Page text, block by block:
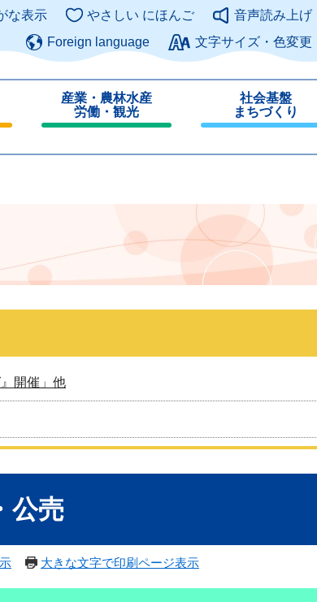
このページの本文へ
な表示 やさしい にほんご
音声読み上げ
Foreign language
文字サイズ・色変更
産業・農林水産
労働・観光
じ
社会基盤
まちづくり
じ
開催」他
公売
大きな文字で印刷ページ表示